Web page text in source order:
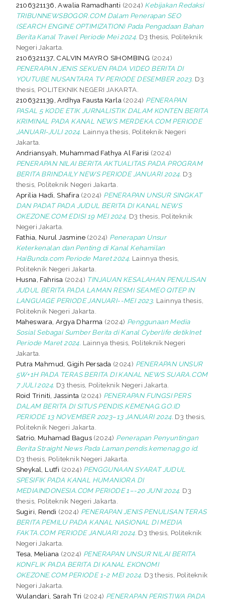
2106321136, Awalia Ramadhanti (2024) Kebijakan Redaksi
TRIBUNNEWSBOGOR.COM Dalam Penerapan SEO
(SEARCH ENGINE OPTIMIZATION) Pada Pengadaan Bahan
Berita Kanal Travel Periode Mei 2024. D3 thesis, Politeknik
Negeri Jakarta.
2106321137, CALVIN MAYRO SIHOMBING (2024)
PENERAPAN JENIS SEKUEN PADA VIDEO BERITA DI
YOUTUBE NUSANTARA TV PERIODE DESEMBER 2023. D3
thesis, POLITEKNIK NEGERI JAKARTA.
2106321139, Ardhya Fausta Karla (2024) PENERAPAN
PASAL 5 KODE ETIK JURNALISTIK DALAM KONTEN BERITA
KRIMINAL PADA KANAL NEWS MERDEKA.COM PERIODE
JANUARI-JULI 2024. Lainnya thesis, Politeknik Negeri
Jakarta.
Andriansyah, Muhammad Fathya Al Farisi (2024)
PENERAPAN NILAI BERITA AKTUALITAS PADA PROGRAM
BERITA BRINDAILY NEWS PERIODE JANUARI 2024. D3
thesis, Politeknik Negeri Jakarta.
Aprilia Hadi, Shafira (2024) PENERAPAN UNSUR SINGKAT
DAN PADAT PADA JUDUL BERITA DI KANAL NEWS
OKEZONE.COM EDISI 19 MEI 2024. D3 thesis, Politeknik
Negeri Jakarta.
Fathia, Nurul Jasmine (2024) Penerapan Unsur
Keterkenalan dan Penting di Kanal Kehamilan
HaiBunda.com Periode Maret 2024. Lainnya thesis,
Politeknik Negeri Jakarta.
Husna, Fahrisa (2024) TINJAUAN KESALAHAN PENULISAN
JUDUL BERITA PADA LAMAN RESMI SEAMEO QITEP IN
LANGUAGE PERIODE JANUARI--MEI 2023. Lainnya thesis,
Politeknik Negeri Jakarta.
Maheswara, Argya Dharma (2024) Penggunaan Media
Sosial Sebagai Sumber Berita di Kanal Cyberlife detikInet
Periode Maret 2024. Lainnya thesis, Politeknik Negeri
Jakarta.
Putra Mahmud, Gigih Persada (2024) PENERAPAN UNSUR
5W+1H PADA TERAS BERITA DI KANAL NEWS SUARA.COM
7 JULI 2024. D3 thesis, Politeknik Negeri Jakarta.
Roid Triniti, Jassinta (2024) PENERAPAN FUNGSI PERS
DALAM BERITA DI SITUS PENDIS.KEMENAG.GO.ID
PERIODE 13 NOVEMBER 2023–13 JANUARI 2024. D3 thesis,
Politeknik Negeri Jakarta.
Satrio, Muhamad Bagus (2024) Penerapan Penyuntingan
Berita Straight News Pada Laman pendis.kemenag.go id.
D3 thesis, Politeknik Negeri Jakarta.
Sheykal, Lutfi (2024) PENGGUNAAN SYARAT JUDUL
SPESIFIK PADA KANAL HUMANIORA DI
MEDIAINDONESIA.COM PERIODE 1–-20 JUNI 2024. D3
thesis, Politeknik Negeri Jakarta.
Sugiri, Rendi (2024) PENERAPAN JENIS PENULISAN TERAS
BERITA PEMILU PADA KANAL NASIONAL DI MEDIA
FAKTA.COM PERIODE JANUARI 2024. D3 thesis, Politeknik
Negeri Jakarta.
Tesa, Meliana (2024) PENERAPAN UNSUR NILAI BERITA
KONFLIK PADA BERITA DI KANAL EKONOMI
OKEZONE.COM PERIODE 1-2 MEI 2024. D3 thesis, Politeknik
Negeri Jakarta.
Wulandari, Sarah Tri (2024) PENERAPAN PERISTIWA PADA